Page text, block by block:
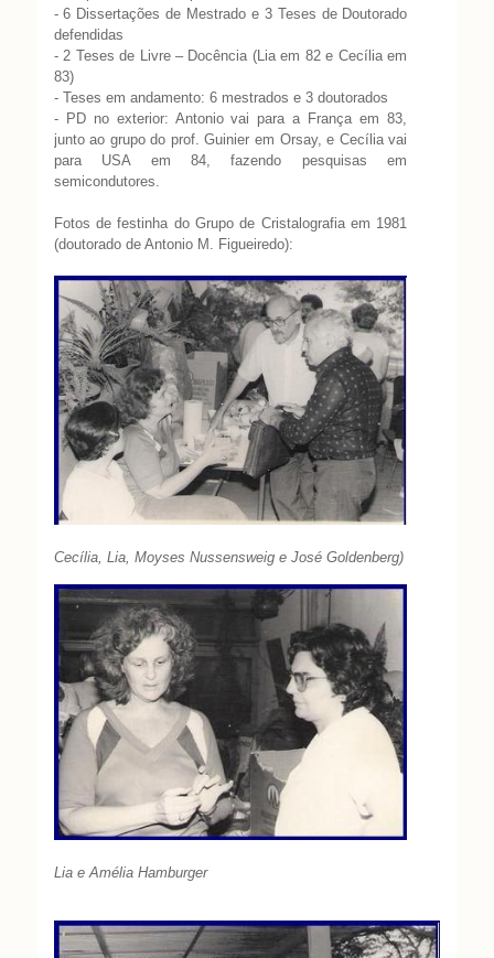
- 6 Dissertações de Mestrado e 3 Teses de Doutorado
defendidas
- 2 Teses de Livre – Docência (Lia em 82 e Cecília em
83)
- Teses em andamento: 6 mestrados e 3 doutorados
- PD no exterior: Antonio vai para a França em 83,
junto ao grupo do prof. Guinier em Orsay, e Cecília vai
para USA em 84, fazendo pesquisas em
semicondutores.
Fotos de festinha do Grupo de Cristalografia em 1981
(doutorado de Antonio M. Figueiredo):
Cecília, Lia, Moyses Nussensweig e José Goldenberg)
Lia e Amélia Hamburger